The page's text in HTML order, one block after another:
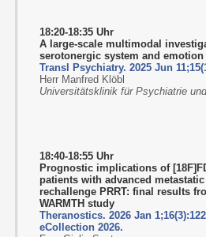
18:20-18:35 Uhr
A large-scale multimodal
serotonergic system and
Transl Psychiatry. 2025 Jun
Herr Manfred Klöbl
Universitätsklinik für Psychiatrie
18:40-18:55 Uhr
Prognostic implications of
patients with advanced
rechallenge PRRT: final results
WARMTH study
Theranostics. 2026 Jan
eCollection 2026.